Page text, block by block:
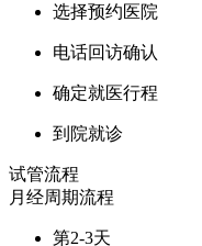
选择预约医院
电话回访确认
确定就医行程
到院就诊
试管流程
月经周期流程
第2-3天